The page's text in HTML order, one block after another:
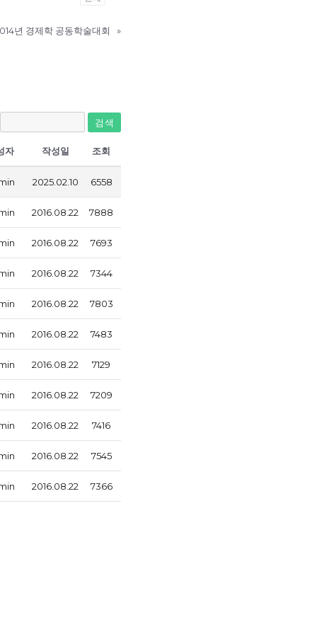
년 경제학 공동학술대회 »
검색
자 작성일 조회
2025.02.10 6558
2016.08.22 7888
2016.08.22 7693
2016.08.22 7344
2016.08.22 7803
2016.08.22 7483
2016.08.22 7129
2016.08.22 7209
2016.08.22 7416
2016.08.22 7545
2016.08.22 7366